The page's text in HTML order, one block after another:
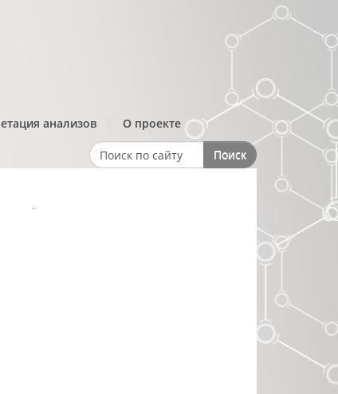
анализов О проекте
Search formПоиск